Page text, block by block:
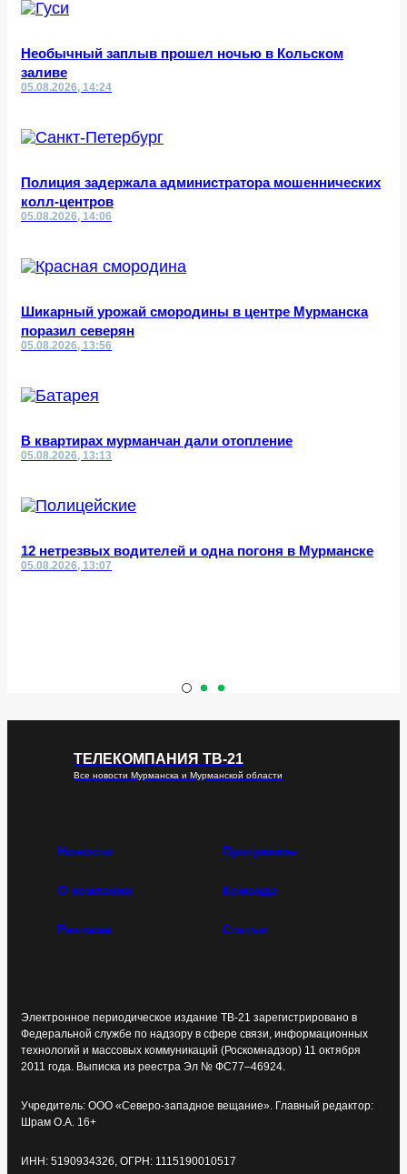
Необычный заплыв прошел ночью в Кольском
заливе
05.08.2026, 14:24
Полиция задержала администратора мошеннических
колл-центров
05.08.2026, 14:06
Шикарный урожай смородины в центре Мурманска
поразил северян
05.08.2026, 13:56
В квартирах мурманчан дали отопление
05.08.2026, 13:13
12 нетрезвых водителей и одна погоня в Мурманске
05.08.2026, 13:07
ТЕЛЕКОМПАНИЯ ТВ-21
Все новости Мурманска и Мурманской области
Новости Программы
О компании Команда
Реклама Статьи
Электронное периодическое издание ТВ-21 зарегистрировано в
Федеральной службе по надзору в сфере связи, информационных
технологий и массовых коммуникаций (Роскомнадзор) 11 октября
2011 года. Выписка из реестра Эл № ФС77–46924.
Учредитель: ООО «Северо-западное вещание». Главный редактор:
Шрам О.А. 16+
ИНН: 5190934326, ОГРН: 1115190010517